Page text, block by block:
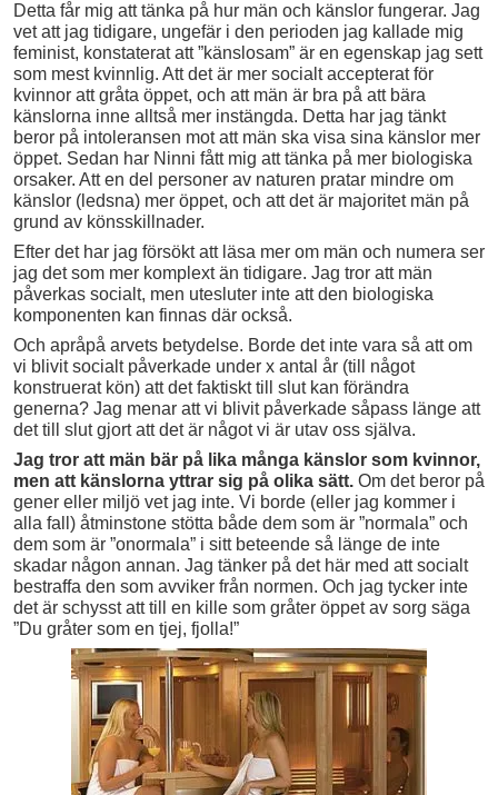
Detta får mig att tänka på hur män och känslor fungerar. Jag
vet att jag tidigare, ungefär i den perioden jag kallade mig
feminist, konstaterat att ”känslosam” är en egenskap jag sett
som mest kvinnlig. Att det är mer socialt accepterat för
kvinnor att gråta öppet, och att män är bra på att bära
känslorna inne alltså mer instängda. Detta har jag tänkt
beror på intoleransen mot att män ska visa sina känslor mer
öppet. Sedan har Ninni fått mig att tänka på mer biologiska
orsaker. Att en del personer av naturen pratar mindre om
känslor (ledsna) mer öppet, och att det är majoritet män på
grund av könsskillnader.
Efter det har jag försökt att läsa mer om män och numera ser
jag det som mer komplext än tidigare. Jag tror att män
påverkas socialt, men utesluter inte att den biologiska
komponenten kan finnas där också.
Och apråpå arvets betydelse. Borde det inte vara så att om
vi blivit socialt påverkade under x antal år (till något
konstruerat kön) att det faktiskt till slut kan förändra
generna? Jag menar att vi blivit påverkade såpass länge att
det till slut gjort att det är något vi är utav oss själva.
Jag tror att män bär på lika många känslor som kvinnor,
men att känslorna yttrar sig på olika sätt. Om det beror på
gener eller miljö vet jag inte. Vi borde (eller jag kommer i
alla fall) åtminstone stötta både dem som är ”normala” och
dem som är ”onormala” i sitt beteende så länge de inte
skadar någon annan. Jag tänker på det här med att socialt
bestraffa den som avviker från normen. Och jag tycker inte
det är schysst att till en kille som gråter öppet av sorg säga
”Du gråter som en tjej, fjolla!”